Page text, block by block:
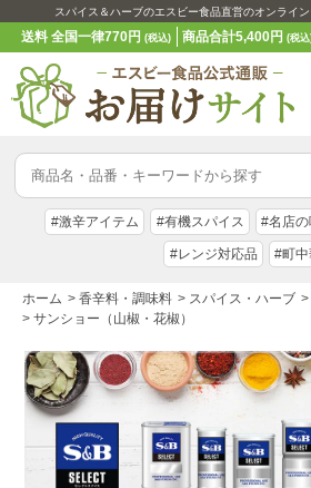
スパイス＆ハーブのエスビー食品直営のオンライン
送料 全国一律770円(税込) 商品合計5,400円 (税
#激辛アイテム #有機スパイス #名店
#レンジ対応品 #町
ホーム > 香辛料・調味料 > スパイス・ハーブ >
> サンショー（山椒・花椒）